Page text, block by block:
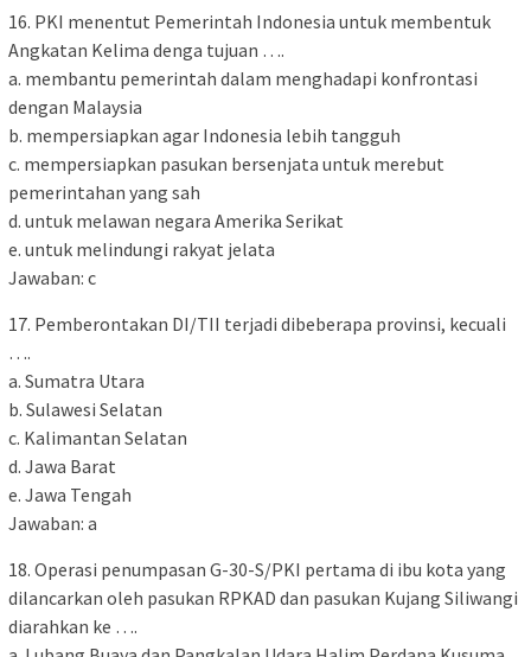
16. PKI menentut Pemerintah Indonesia untuk membentuk
Angkatan Kelima denga tujuan ….
a. membantu pemerintah dalam menghadapi konfrontasi
dengan Malaysia
b. mempersiapkan agar Indonesia lebih tangguh
c. mempersiapkan pasukan bersenjata untuk merebut
pemerintahan yang sah
d. untuk melawan negara Amerika Serikat
e. untuk melindungi rakyat jelata
Jawaban: c
17. Pemberontakan DI/TII terjadi dibeberapa provinsi, kecuali
….
a. Sumatra Utara
b. Sulawesi Selatan
c. Kalimantan Selatan
d. Jawa Barat
e. Jawa Tengah
Jawaban: a
18. Operasi penumpasan G-30-S/PKI pertama di ibu kota yang
dilancarkan oleh pasukan RPKAD dan pasukan Kujang Siliwangi
diarahkan ke ….